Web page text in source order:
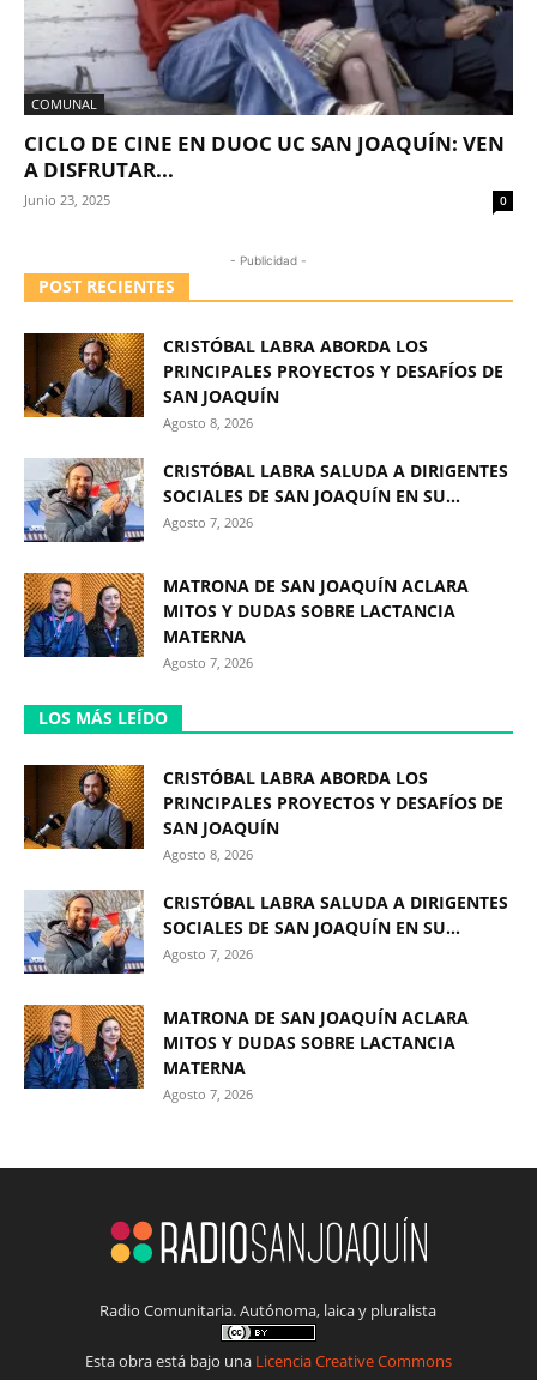
COMUNAL
CICLO DE CINE EN DUOC UC SAN JOAQUÍN: VEN
A DISFRUTAR...
Junio 23, 2025 0
- Publicidad -
POST RECIENTES
CRISTÓBAL LABRA ABORDA LOS
PRINCIPALES PROYECTOS Y DESAFÍOS DE
SAN JOAQUÍN
Agosto 8, 2026
CRISTÓBAL LABRA SALUDA A DIRIGENTES
SOCIALES DE SAN JOAQUÍN EN SU...
Agosto 7, 2026
MATRONA DE SAN JOAQUÍN ACLARA
MITOS Y DUDAS SOBRE LACTANCIA
MATERNA
Agosto 7, 2026
LOS MÁS LEÍDO
CRISTÓBAL LABRA ABORDA LOS
PRINCIPALES PROYECTOS Y DESAFÍOS DE
SAN JOAQUÍN
Agosto 8, 2026
CRISTÓBAL LABRA SALUDA A DIRIGENTES
SOCIALES DE SAN JOAQUÍN EN SU...
Agosto 7, 2026
MATRONA DE SAN JOAQUÍN ACLARA
MITOS Y DUDAS SOBRE LACTANCIA
MATERNA
Agosto 7, 2026
Radio Comunitaria. Autónoma, laica y pluralista
Esta obra está bajo una Licencia Creative Commons